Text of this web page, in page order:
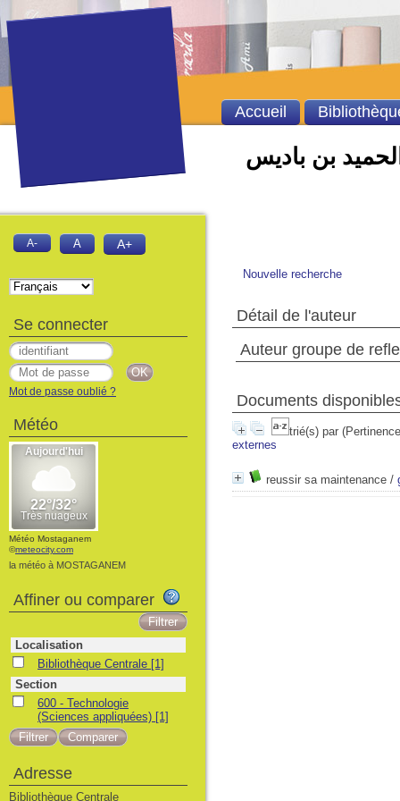
بن باديس
Nouvelle recherche
Détail de l'auteur
Auteur groupe de
Documents
trié(s) par
externes
reussir sa maintenance /
Accueil
A- A A+
Se connecter
Mot de passe oublié ?
Météo
Météo Mostaganem
©meteocity.com
la météo à MOSTAGANEM
Affiner ou comparer
Localisation
Bibliothèque Centrale [1]
Section
600 - Technologie
(Sciences appliquées) [1]
Adresse
Bibliothèque Centrale